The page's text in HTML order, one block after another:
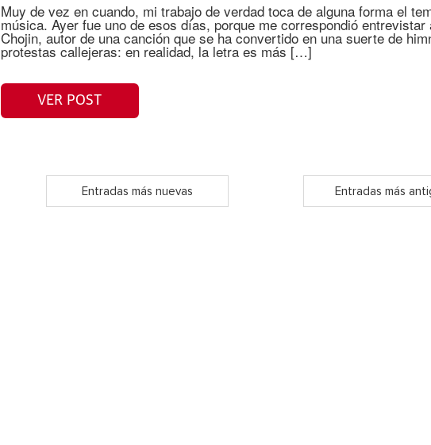
Muy de vez en cuando, mi trabajo de verdad toca de alguna forma el
música. Ayer fue uno de esos días, porque me correspondió entrevistar
Chojin, autor de una canción que se ha convertido en una suerte de
protestas callejeras: en realidad, la letra es más […]
VER POST
Entradas más nuevas Entradas más